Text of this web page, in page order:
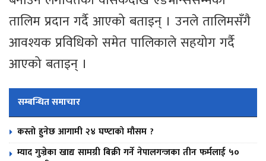
तालिम प्रदान गर्दै आएको बताइन् । उनले तालिमसँगै
आवश्यक प्रविधिको समेत पालिकाले सहयोग गर्दै
आएको बताइन् ।
सम्बन्धित समाचार
कस्तो हुनेछ आगामी २४ घण्टाको मौसम ?
म्याद गुज्रेका खाद्य सामग्री बिक्री गर्ने नेपालगन्जका तीन फर्मलाई ५०